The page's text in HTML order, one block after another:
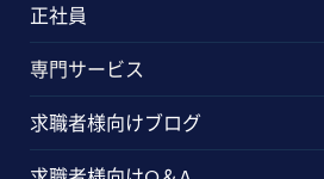
正社員
専門サービス
求職者様向けブログ